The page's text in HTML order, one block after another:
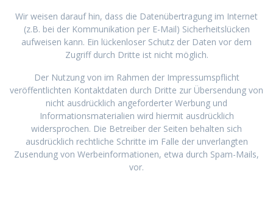
Wir weisen darauf hin, dass die Datenübertragung im Internet
(z.B. bei der Kommunikation per E-Mail) Sicherheitslücken
aufweisen kann. Ein lückenloser Schutz der Daten vor dem
Zugriff durch Dritte ist nicht möglich.
Der Nutzung von im Rahmen der Impressumspflicht
veröffentlichten Kontaktdaten durch Dritte zur Übersendung von
nicht ausdrücklich angeforderter Werbung und
Informationsmaterialien wird hiermit ausdrücklich
widersprochen. Die Betreiber der Seiten behalten sich
ausdrücklich rechtliche Schritte im Falle der unverlangten
Zusendung von Werbeinformationen, etwa durch Spam-Mails,
vor.